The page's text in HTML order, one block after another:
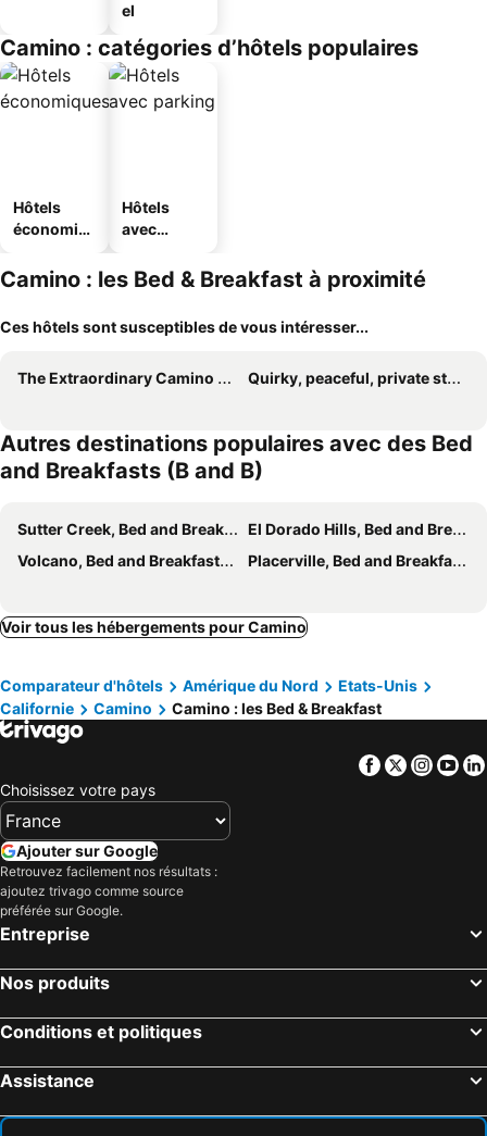
el
Camino : catégories d’hôtels populaires
Hôtels
économiq
Hôtels
avec
Camino : les Bed & Breakfast à proximité
Ces hôtels sont susceptibles de vous intéresser...
The Extraordinary Camino Hotel Quirky, peaceful, private studio with deck, 2 mins from downtown
Autres destinations populaires avec des Bed
and Breakfasts (B and B)
Sutter Creek, Bed and Breakfasts (B and B)
El Dorado Hills, Bed and Breakfasts (B and B)
Volcano, Bed and Breakfasts (B and B)
Placerville, Bed and Breakfasts (B and B)
Voir tous les hébergements pour Camino
Comparateur d'hôtels Amérique du Nord
Etats-Unis
Californie
Camino Camino : les Bed & Breakfast
Facebook
Twitter
Choisissez votre pays
Ajouter sur Google
Retrouvez facilement nos résultats :
ajoutez trivago comme source
préférée sur Google.
Entreprise
Nos produits
Conditions et politiques
Assistance